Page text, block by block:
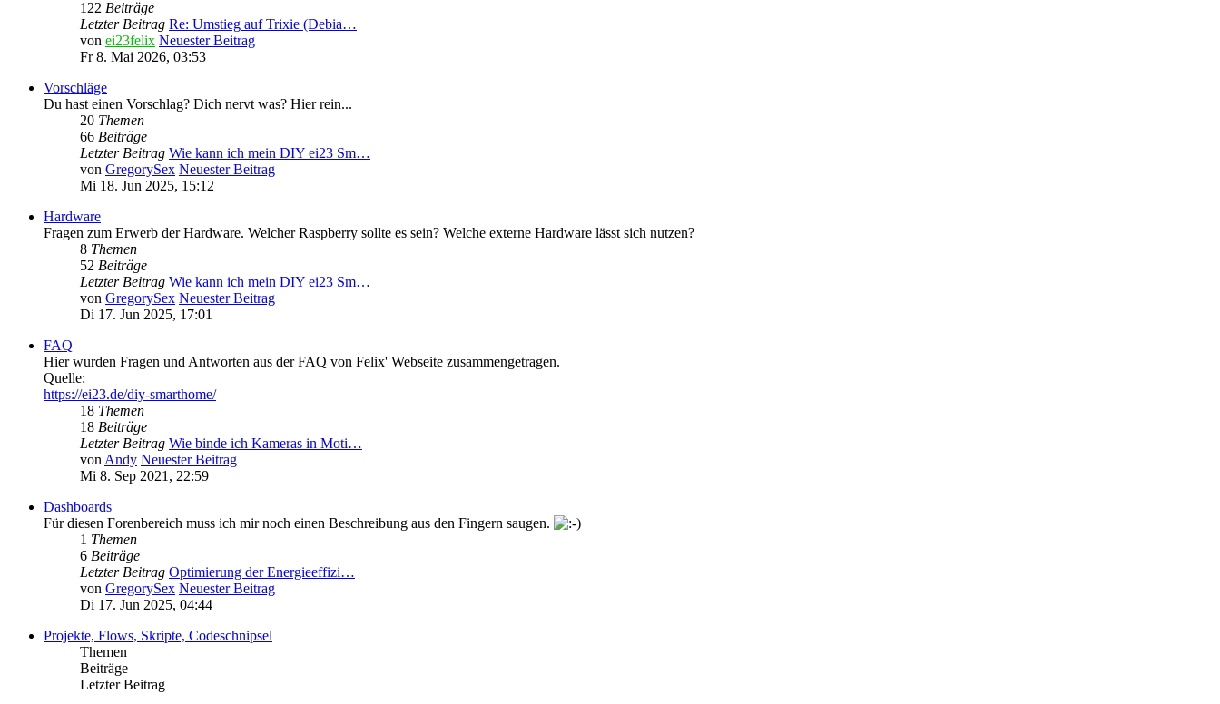
122 Beiträge
Letzter Beitrag Re: Umstieg auf Trixie (Debia…
von ei23felix Neuester Beitrag
Fr 8. Mai 2026, 03:53
Vorschläge
Du hast einen Vorschlag? Dich nervt was? Hier rein...
20 Themen
66 Beiträge
Letzter Beitrag Wie kann ich mein DIY ei23 Sm…
von GregorySex Neuester Beitrag
Mi 18. Jun 2025, 15:12
Hardware
Fragen zum Erwerb der Hardware. Welcher Raspberry sollte es sein? Welche externe Hardware lässt sich nutzen?
8 Themen
52 Beiträge
Letzter Beitrag Wie kann ich mein DIY ei23 Sm…
von GregorySex Neuester Beitrag
Di 17. Jun 2025, 17:01
FAQ
Hier wurden Fragen und Antworten aus der FAQ von Felix' Webseite zusammengetragen.
Quelle:
https://ei23.de/diy-smarthome/
18 Themen
18 Beiträge
Letzter Beitrag Wie binde ich Kameras in Moti…
vonAndy Neuester Beitrag
Mi 8. Sep 2021, 22:59
Dashboards
Für diesen Forenbereich muss ich mir noch einen Beschreibung aus den Fingern saugen.
1 Themen
6 Beiträge
Letzter Beitrag Optimierung der Energieeffizi…
von GregorySex Neuester Beitrag
Di 17. Jun 2025, 04:44
Projekte, Flows, Skripte, Codeschnipsel
Themen
Beiträge
Letzter Beitrag